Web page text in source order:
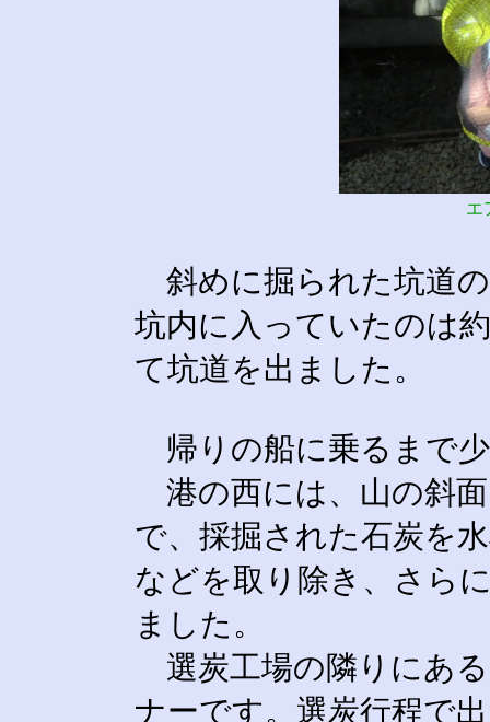
エ
斜めに掘られた坑道
坑内に入っていたのは
て坑道を出ました。
帰りの船に乗るまで
港の西には、山の斜
で、採掘された石炭を
などを取り除き、さら
ました。
選炭工場の隣りにあ
ナーです。選炭行程で